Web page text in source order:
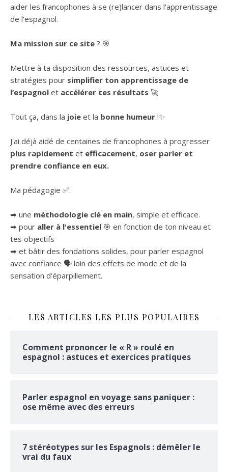
aider les francophones à se (re)lancer dans l'apprentissage
de l'espagnol.
Ma mission sur ce site ? 🎯
Mettre à ta disposition des ressources, astuces et
stratégies pour simplifier ton apprentissage de
l’espagnol et accélérer tes résultats 🚀
Tout ça, dans la joie et la bonne humeur !✨
J'ai déjà aidé de centaines de francophones à progresser
plus rapidement et efficacement, oser parler et
prendre confiance en eux.
Ma pédagogie ✅:
➡ une méthodologie clé en main, simple et efficace.
➡ pour aller à l'essentiel 🎯 en fonction de ton niveau et
tes objectifs
➡ et bâtir des fondations solides, pour parler espagnol
avec confiance 🗣 loin des effets de mode et de la
sensation d'éparpillement.
LES ARTICLES LES PLUS POPULAIRES
Comment prononcer le « R » roulé en
espagnol : astuces et exercices pratiques
Parler espagnol en voyage sans paniquer :
ose même avec des erreurs
7 stéréotypes sur les Espagnols : démêler le
vrai du faux